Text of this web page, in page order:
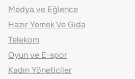
Medya ve Eğlence
Hazır Yemek Ve Gıda
Telekom
Oyun ve E-spor
Kadın Yöneticiler